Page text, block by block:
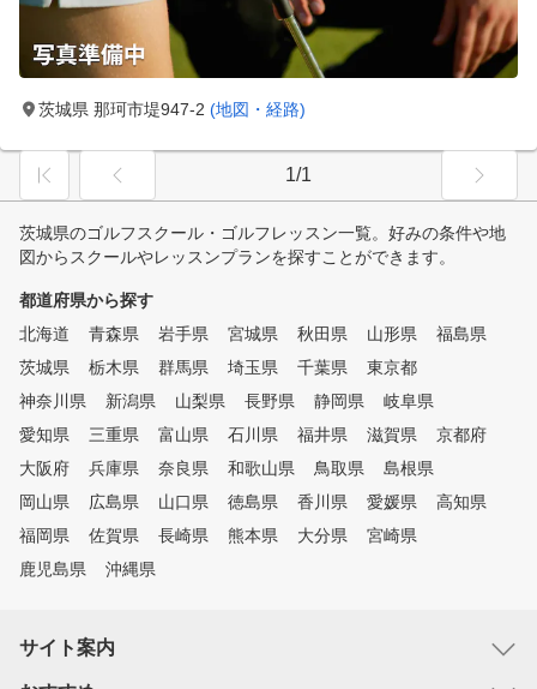
茨城県 那珂市堤947-2 (地図・経路)
1/1
茨城県のゴルフスクール・ゴルフレッスン一覧。好みの条件や地
図からスクールやレッスンプランを探すことができます。
都道府県から探す
北海道
青森県 岩手県 宮城県 秋田県 山形県
福島県
茨城県
栃木県 群馬県 埼玉県 千葉県
東京都
神奈川県
新潟県 山梨県 長野県 静岡県
岐阜県
愛知県
三重県 富山県 石川県 福井県 滋賀県
京都府
大阪府
兵庫県 奈良県 和歌山県 鳥取県
島根県
岡山県
広島県 山口県 徳島県 香川県 愛媛県
高知県
福岡県
佐賀県 長崎県 熊本県 大分県
宮崎県
鹿児島県
沖縄県
サイト案内